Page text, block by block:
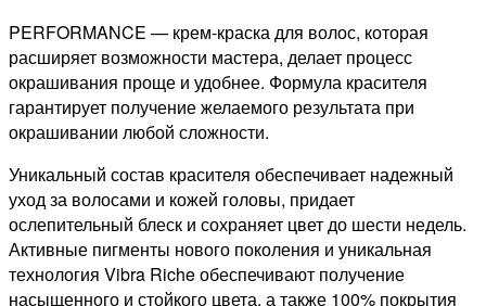
КРАСКА
ДЛЯ
ВОЛОС
СВЕТЛЫЙ
БЛОНДИН
ПЕПЕЛЬНЫЙ,
60мл
PERFORMANCE — крем-краска для волос, которая
расширяет возможности мастера, делает процесс
окрашивания проще и удобнее. Формула красителя
гарантирует получение желаемого результата при
окрашивании любой сложности.
Уникальный состав красителя обеспечивает надежный
уход за волосами и кожей головы, придает
ослепительный блеск и сохраняет цвет до шести недель.
Активные пигменты нового поколения и уникальная
технология Vibra Riche обеспечивают получение
насыщенного и стойкого цвета, а также 100% покрытия